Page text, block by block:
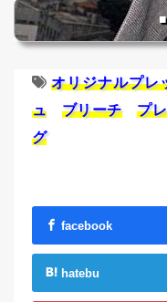
オリジナルプレ
ュ
ブリーチ プ
グ
facebook
hatebu